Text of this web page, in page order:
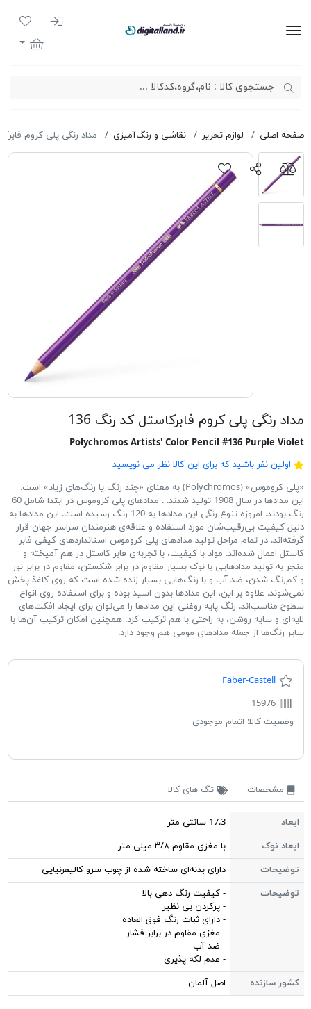
ورود به
لیست
سبد خرید
صفحه اصلی لوازم تحریر نقاشی و رنگ‌آمیزی مداد رنگی پلی کروم
مداد رنگی پلی کروم فابرکاستل کد رنگ 136
Polychromos Artists' Color Pencil #136 Purple Violet
اولین نفر باشید که برای این کالا نظر می نویسید
«پلی کروموس» (Polychromos) به معنای «چند رنگ یا رنگ‌های زیاد» است.
این مدادها در سال 1908 تولید شدند. . مدادهای پلی کروموس در ابتدا شامل 60
رنگ بودند. امروزه تنوع رنگی این مدادها به 120 رنگ رسیده است. این مدادها به
دلیل کیفیت بی‌رقیب‌شان مورد استفاده و علاقه‌ی هنرمندان سراسر جهان قرار
گرفته‌اند. در تمام مراحل تولید مدادهای پلی کروموس استانداردهای کیفی فابر
کاستل اعمال شده‌اند. مواد با کیفیت، با تجربه‌ی فابر کاستل در هم آمیخته و
منجر به تولید مدادهایی با نوک بسیار مقاوم در برابر شکستن، مقاوم در برابر نور
و کم‌رنگ شدن، ضد آب و با رنگ‌هایی بسیار زنده شده است که روی کاغذ پخش
نمی‌شوند. علاوه بر این، این مدادها بدون اسید بوده و برای استفاده روی انواع
سطوح مناسب‌اند. رنگ پایه روغنی این مدادها را می‌توان برای ایجاد افکت‌های
لایه‌ای و سایه روشن، به راحتی با هم ترکیب کرد. همچنین امکان ترکیب آن‌ها با
سایر رنگ‌ها از جمله مدادهای مومی هم وجود دارد.
Faber-Castell
15976
وضعیت کالا: اتمام موجودی
مشخصات تگ های کالا
ابعاد
17.3 سانتی متر
ابعاد نوک
با مغزی مقاوم ۳/۸ میلی متر
توضیحات
دارای بدنه‌ای ساخته شده از چوب سرو کالیفرنیایی
توضیحات
- کیفیت رنگ دهی بالا
- پرکردن بی نظیر
- دارای ثبات رنگ فوق العاده
- مغزی مقاوم در برابر فشار
- ضد آب
- عدم لکه پذیری
کشور سازنده
اصل آلمان